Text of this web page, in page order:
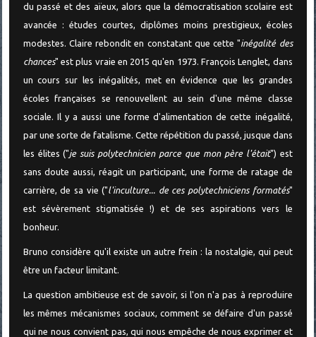
du passé et des aïeux, alors que la démocratisation scolaire est
avancée : études courtes, diplômes moins prestigieux, écoles
modestes. Claire rebondit en constatant que cette "inégalité des
chances" est plus vraie en 2015 qu'en 1973. François Lenglet, dans
un cours sur les inégalités, met en évidence que les grandes
écoles françaises se renouvellent au sein d'une même classe
sociale. Il y a aussi une forme d'alimentation de cette inégalité,
par une sorte de fatalisme. Cette répétition du passé, jusque dans
les élites ("je suis polytechnicien parce que mon père l'était") est
sans doute aussi, réagit un participant, une forme de ratage de
carrière, de sa vie ("l'inculture... de ces polytechniciens formatés"
est sévèrement stigmatisée !) et de ses aspirations vers le
bonheur.
Bruno considère qu'il existe un autre frein : la nostalgie, qui peut
être un facteur limitant.
La question ambitieuse est de savoir, si l'on n'a pas à reproduire
les mêmes mécanismes sociaux, comment se défaire d'un passé
qui ne nous convient pas, qui nous empêche de nous exprimer et